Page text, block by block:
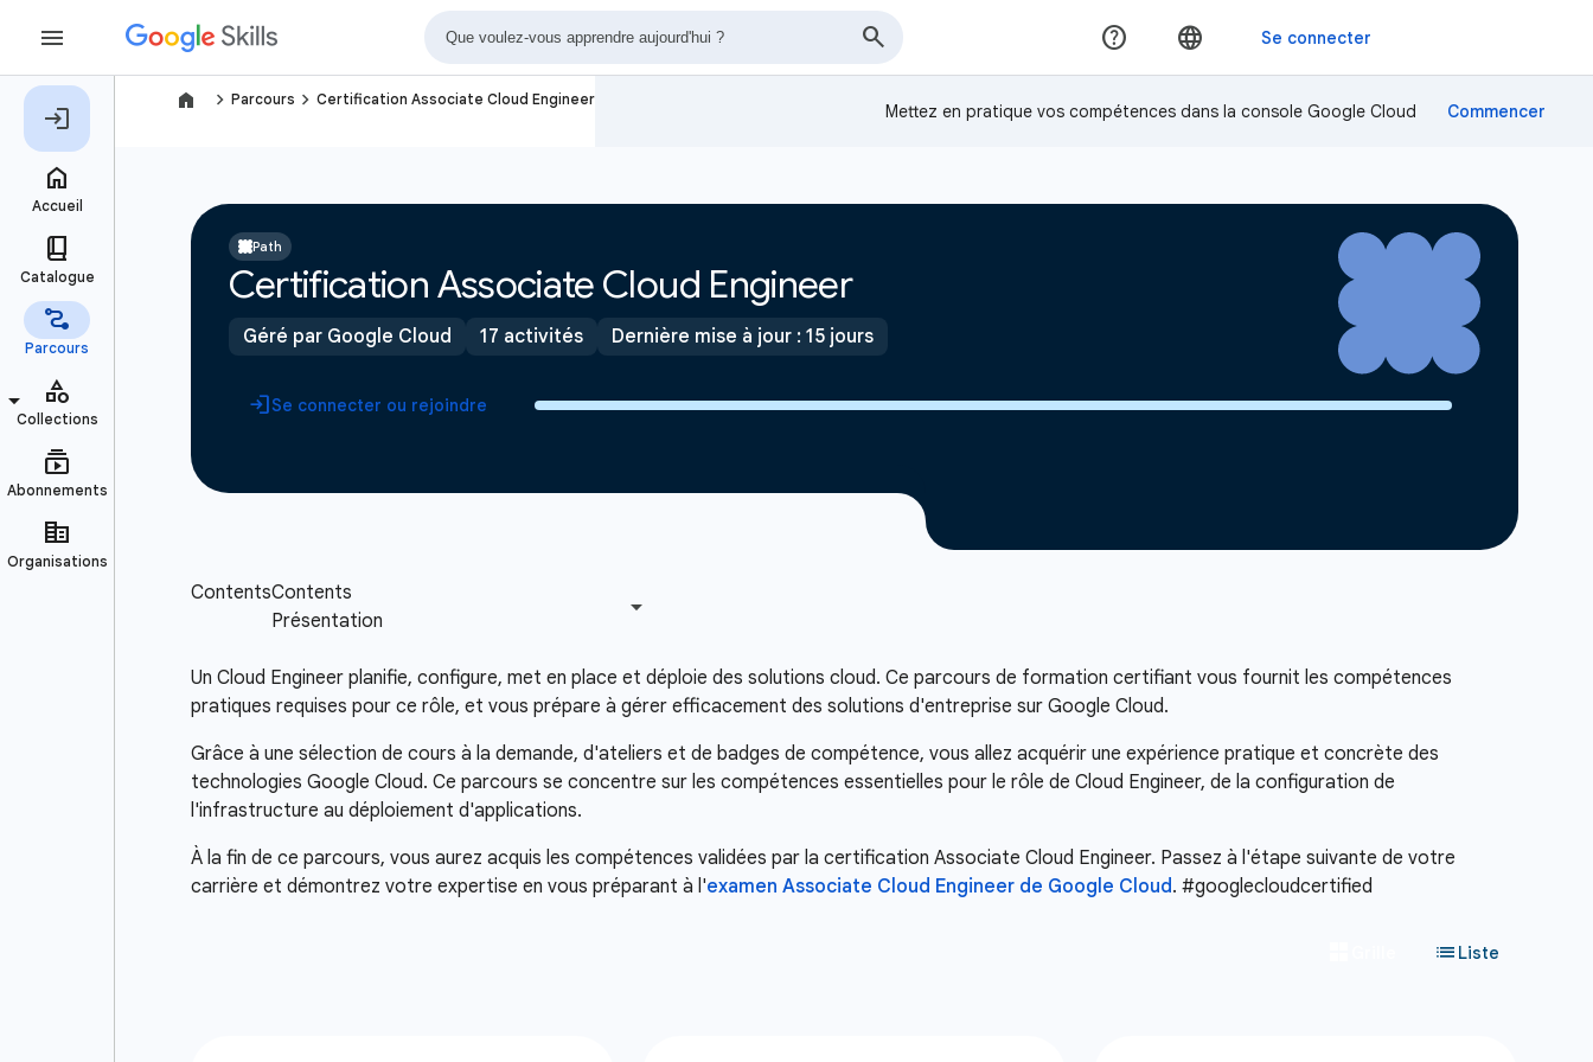
navigate_next Parcours navigate_next Certification Associate Cloud Engineer
Mettez en pratique vos compétences dans la console Google Cloud
Path
Certification Associate Cloud Engineer
Géré par Google Cloud 17 activités Dernière mise à jour : 15 jours
Se connecter ou rejoindre
Un Cloud Engineer planifie, configure, met en place et déploie des solutions cloud. Ce parcours de formation certifiant vous fournit les compétences
pratiques requises pour ce rôle, et vous prépare à gérer efficacement des solutions d'entreprise sur Google Cloud.
Grâce à une sélection de cours à la demande, d'ateliers et de badges de compétence, vous allez acquérir une expérience pratique et concrète des
technologies Google Cloud. Ce parcours se concentre sur les compétences essentielles pour le rôle de Cloud Engineer, de la configuration de
l'infrastructure au déploiement d'applications.
À la fin de ce parcours, vous aurez acquis les compétences validées par la certification Associate Cloud Engineer. Passez à l'étape suivante de votre
carrière et démontrez votre expertise en vous préparant à l'examen Associate Cloud Engineer de Google Cloud. #googlecloudcertified